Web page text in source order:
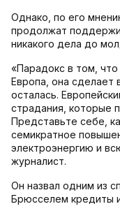
Однако, по его
продолжат
никакого дела до
«Парадокс в том,
Европа, она сделает
осталась.
страдания, которые
Представьте себе,
семикратное
электроэнергию и
журналист.
Он назвал одним из
Брюсселем кредиты